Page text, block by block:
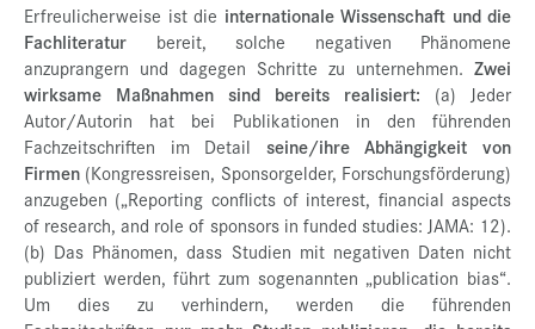
Erfreulicherweise ist die internationale Wissenschaft und die
Fachliteratur bereit, solche negativen Phänomene
anzuprangern und dagegen Schritte zu unternehmen. Zwei
wirksame Maßnahmen sind bereits realisiert: (a) Jeder
Autor/Autorin hat bei Publikationen in den führenden
Fachzeitschriften im Detail seine/ihre Abhängigkeit von
Firmen (Kongressreisen, Sponsorgelder, Forschungsförderung)
anzugeben („Reporting conflicts of interest, financial aspects
of research, and role of sponsors in funded studies: JAMA: 12).
(b) Das Phänomen, dass Studien mit negativen Daten nicht
publiziert werden, führt zum sogenannten „publication bias“.
Um dies zu verhindern, werden die führenden